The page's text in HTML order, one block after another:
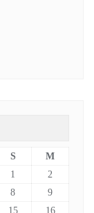
S
M
1
2
8
9
15 16